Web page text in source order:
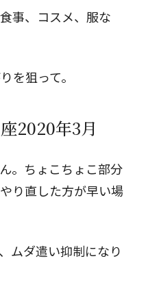
事、コスメ、服な
を狙って。
2020年3月
。ちょこちょこ部分
り直した方が早い場
ムダ遣い抑制になり